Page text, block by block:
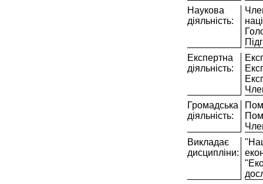
Наукова
діяльність:
Експертна
діяльність:
Громадська
діяльність:
Викладає
дисципліни: